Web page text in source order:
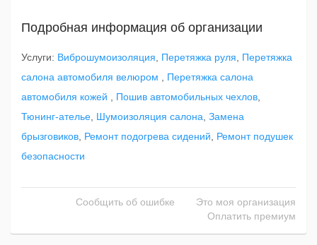
Подробная информация об организации
Услуги: Виброшумоизоляция Перетяжка руля
Перетяжка
салона автомобиля велюром
Перетяжка салона
автомобиля кожей
Пошив автомобильных чехлов
Тюнинг-ателье Шумоизоляция салона Замена
брызговиков Ремонт подогрева сидений
Ремонт подушек
безопасности
Сообщить об ошибке
Это моя организация
Оплатить премиум